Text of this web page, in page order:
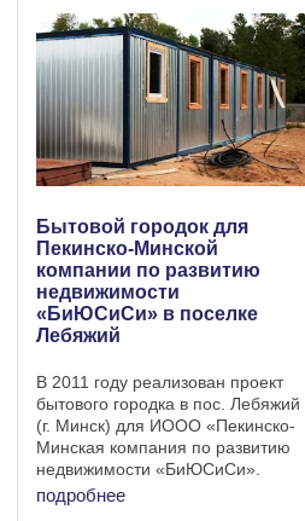
Бытовой городок для
Пекинско-Минской
компании по развитию
недвижимости
«БиЮСиСи» в поселке
Лебяжий
В 2011 году реализован проект
бытового городка в пос. Лебяжий
(г. Минск) для ИООО «Пекинско-
Минская компания по развитию
недвижимости «БиЮСиСи».
Бытовой городок в Лебяжем
подробнее